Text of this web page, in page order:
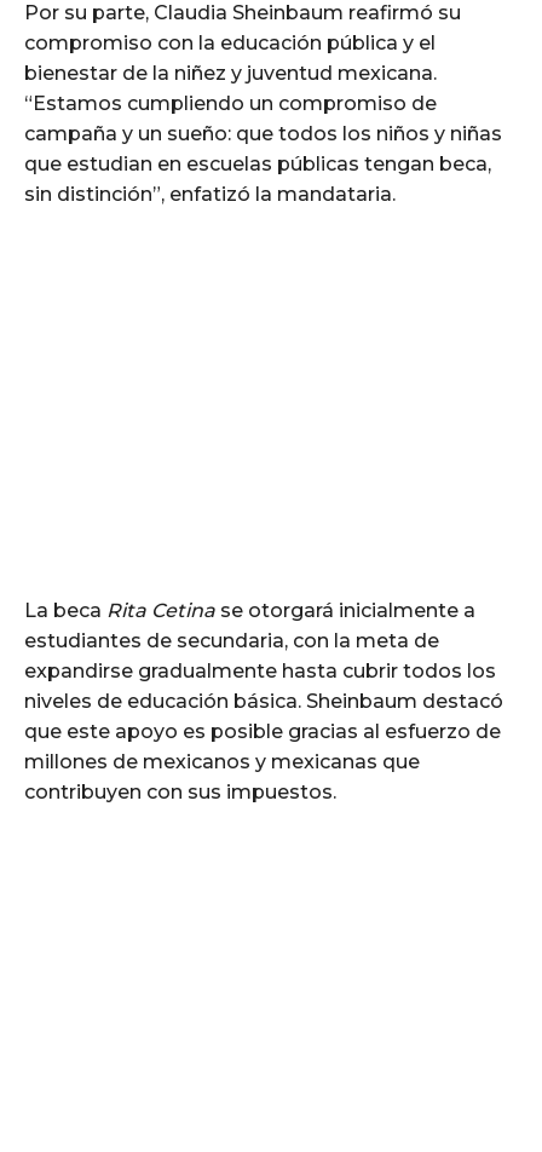
Por su parte, Claudia Sheinbaum reafirmó su
compromiso con la educación pública y el
bienestar de la niñez y juventud mexicana.
“Estamos cumpliendo un compromiso de
campaña y un sueño: que todos los niños y niñas
que estudian en escuelas públicas tengan beca,
sin distinción”, enfatizó la mandataria.
La beca Rita Cetina se otorgará inicialmente a
estudiantes de secundaria, con la meta de
expandirse gradualmente hasta cubrir todos los
niveles de educación básica. Sheinbaum destacó
que este apoyo es posible gracias al esfuerzo de
millones de mexicanos y mexicanas que
contribuyen con sus impuestos.